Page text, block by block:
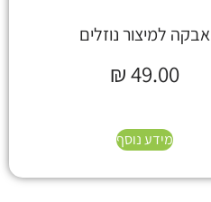
אבקה למיצור נוזלים
₪49.00
מידע נוסף